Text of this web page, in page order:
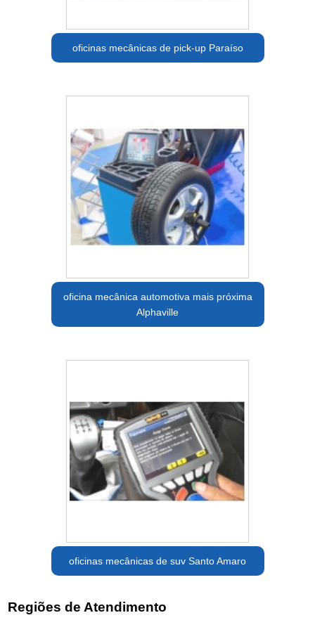
oficinas mecânicas de pick-up Paraíso
oficina mecânica automotiva mais próxima
Alphaville
oficinas mecânicas de suv Santo Amaro
Regiões de Atendimento